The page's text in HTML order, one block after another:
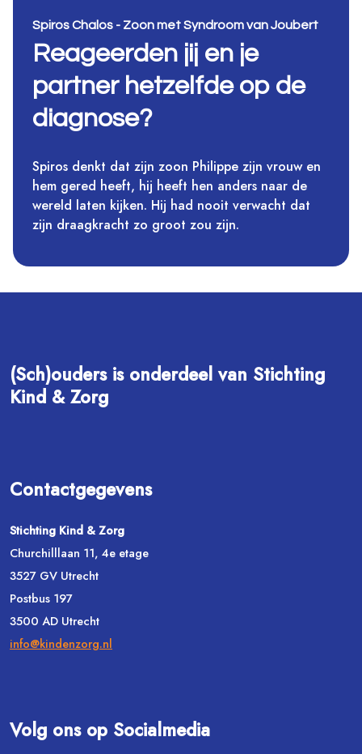
Spiros Chalos - Zoon met Syndroom van Joubert
Reageerden jij en je
partner hetzelfde op de
diagnose?
Spiros denkt dat zijn zoon Philippe zijn vrouw en
hem gered heeft, hij heeft hen anders naar de
wereld laten kijken. Hij had nooit verwacht dat
zijn draagkracht zo groot zou zijn.
(Sch)ouders is onderdeel van Stichting
Kind & Zorg
Contactgegevens
Stichting Kind & Zorg
Churchilllaan 11, 4e etage
3527 GV Utrecht
Postbus 197
3500 AD Utrecht
info@kindenzorg.nl
Volg ons op Socialmedia